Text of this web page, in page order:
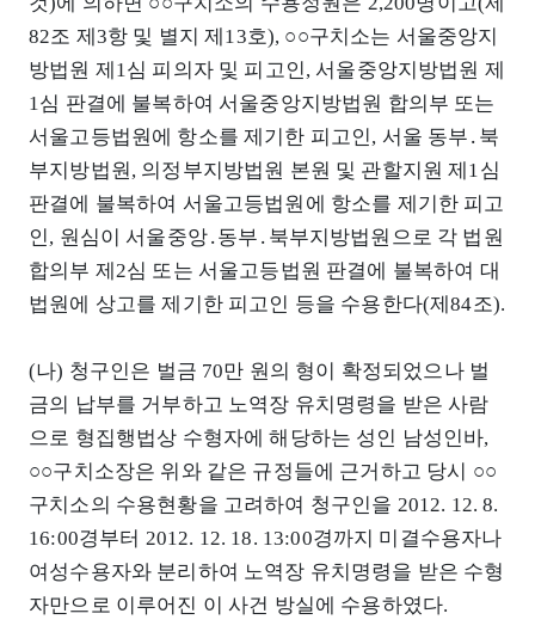
82조 제3항 및 별지 제13호), ○○구치소는 서울중앙지
방법원 제1심 피의자 및 피고인, 서울중앙지방법원 제
1심 판결에 불복하여 서울중앙지방법원 합의부 또는
서울고등법원에 항소를 제기한 피고인, 서울 동부․북
부지방법원, 의정부지방법원 본원 및 관할지원 제1심
판결에 불복하여 서울고등법원에 항소를 제기한 피고
인, 원심이 서울중앙․동부․북부지방법원으로 각 법원
합의부 제2심 또는 서울고등법원 판결에 불복하여 대
법원에 상고를 제기한 피고인 등을 수용한다(제84조).
(나) 청구인은 벌금 70만 원의 형이 확정되었으나 벌
금의 납부를 거부하고 노역장 유치명령을 받은 사람
으로 형집행법상 수형자에 해당하는 성인 남성인바,
○○구치소장은 위와 같은 규정들에 근거하고 당시 ○○
구치소의 수용현황을 고려하여 청구인을 2012. 12. 8.
16:00경부터 2012. 12. 18. 13:00경까지 미결수용자나
여성수용자와 분리하여 노역장 유치명령을 받은 수형
자만으로 이루어진 이 사건 방실에 수용하였다.